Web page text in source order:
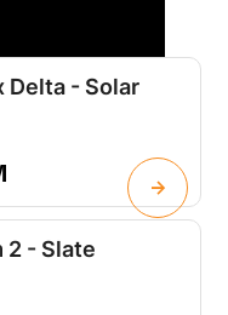
Delta - Solar
2 - Slate